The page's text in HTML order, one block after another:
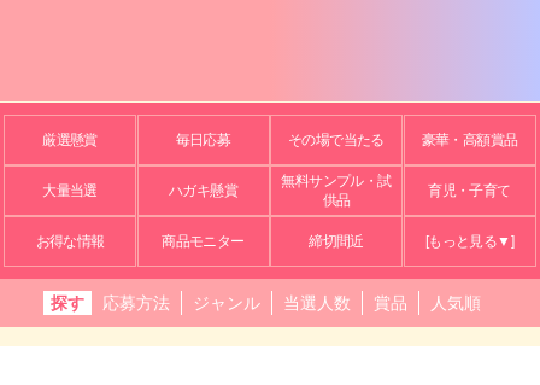
厳選懸賞 毎日応募 その場で当たる 豪華・高額賞品
大量当選 ハガキ懸賞
無料サンプル・試
供品
育児・子育て
お得な情報 商品モニター 締切間近 [もっと見る▼]
探す 応募方法 ジャンル 当選人数 賞品 人気順